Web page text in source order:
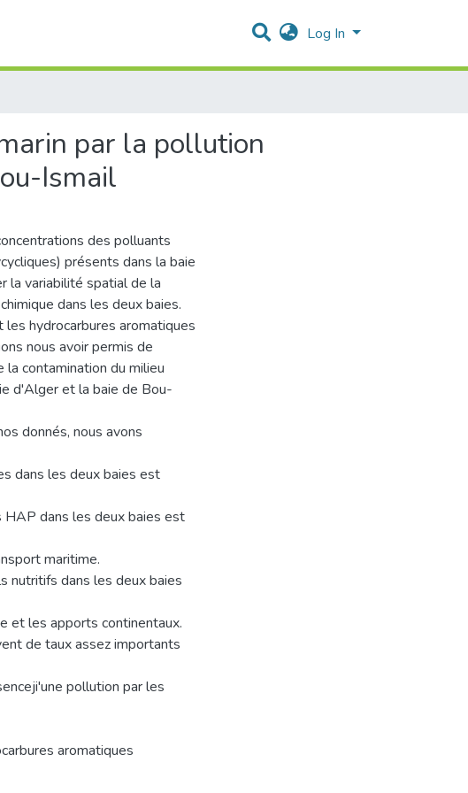
Log In
par la pollution
Ismail
des polluants
présents dans la baie
la variabilité spatial de la
dans les deux baies.
hydrocarbures aromatiques
nous avoir permis de
contamination du milieu
d'Alger et la baie de Bou-
donnés, nous avons
dans les deux baies est
dans les deux baies est
maritime.
nutritifs dans les deux baies
et les apports continentaux.
de taux assez importants
pollution par les
aromatiques